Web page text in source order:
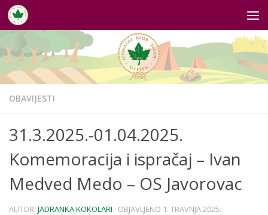
Skip to content
OBAVIJESTI
31.3.2025.-01.04.2025.
Komemoracija i ispračaj – Ivan
Medved Medo – OS Javorovac
AUTOR: JADRANKA KOKOLARI · OBJAVLJENO 1. TRAVNJA 2025. ·